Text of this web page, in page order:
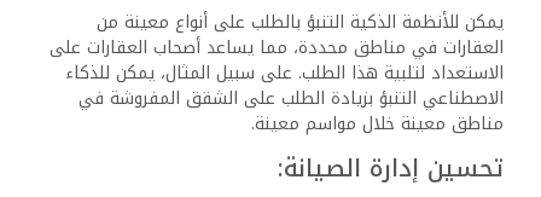
يمكن للأنظمة الذكية التنبؤ بالطلب على أنواع معينة من
العقارات في مناطق محددة، مما يساعد أصحاب العقارات على
الاستعداد لتلبية هذا الطلب. على سبيل المثال، يمكن للذكاء
الاصطناعي التنبؤ بزيادة الطلب على الشقق المفروشة في
مناطق معينة خلال مواسم معينة.
تحسين إدارة الصيانة: